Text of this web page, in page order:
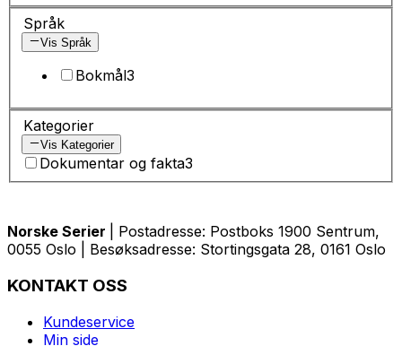
Språk
Vis Språk
Bokmål3
Kategorier
Vis Kategorier
Dokumentar og fakta3
Norske Serier
| Postadresse: Postboks 1900 Sentrum,
0055 Oslo | Besøksadresse: Stortingsgata 28, 0161 Oslo
KONTAKT OSS
Kundeservice
Min side